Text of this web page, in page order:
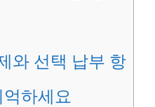
와 선택 납부 항
하세요